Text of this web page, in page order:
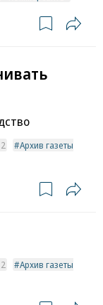
Архив газеты
Архив газеты